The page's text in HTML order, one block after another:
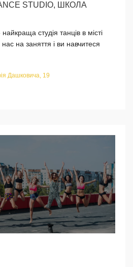
STUDIO, ШКОЛА
студія танців в місті
на заняття і ви навчитеся
Дашковича, 19